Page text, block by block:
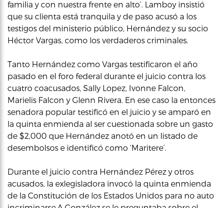
familia y con nuestra frente en alto’. Lamboy insistió
que su clienta está tranquila y de paso acusó a los
testigos del ministerio público, Hernández y su socio
Héctor Vargas, como los verdaderos criminales.
Tanto Hernández como Vargas testificaron el año
pasado en el foro federal durante el juicio contra los
cuatro coacusados, Sally Lopez, Ivonne Falcon,
Marielis Falcon y Glenn Rivera. En ese caso la entonces
senadora popular testificó en el juicio y se amparó en
la quinta enmienda al ser cuestionada sobre un gasto
de $2,000 que Hernández anotó en un listado de
desembolsos e identificó como ‘Maritere’.
Durante el juicio contra Hernández Pérez y otros
acusados, la exlegisladora invocó la quinta enmienda
de la Constitución de los Estados Unidos para no auto